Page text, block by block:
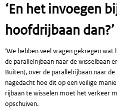
‘En het invoegen
hoofdrijbaan dan?’
‘We hebben veel vragen gekregen
de parallelrijbaan naar de wisselbaan
Buiten), over de parallelrijbaan naar
nagedacht hoe dit op een veilige
rijbaan te wisselen moet het verkeer
opschuiven.